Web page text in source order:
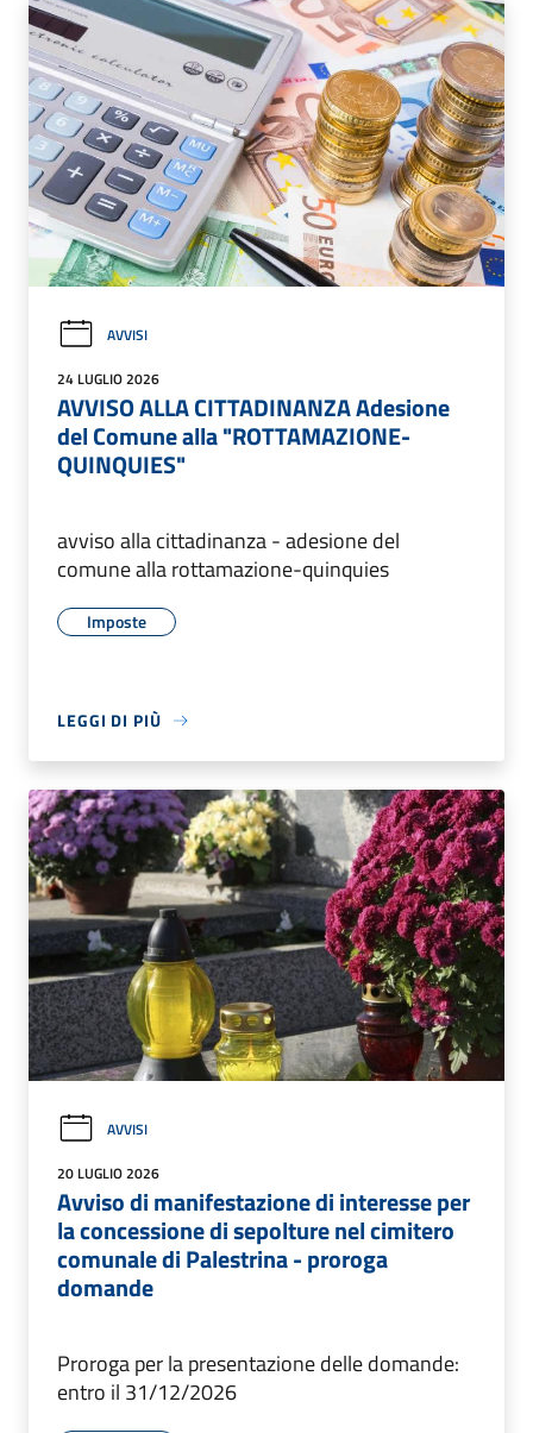
AVVISI
24 LUGLIO 2026
AVVISO ALLA CITTADINANZA Adesione
del Comune alla "ROTTAMAZIONE-
QUINQUIES"
avviso alla cittadinanza - adesione del
comune alla rottamazione-quinquies
Imposte
LEGGI DI PIÙ
AVVISI
20 LUGLIO 2026
Avviso di manifestazione di interesse per
la concessione di sepolture nel cimitero
comunale di Palestrina - proroga
domande
Proroga per la presentazione delle domande:
entro il 31/12/2026